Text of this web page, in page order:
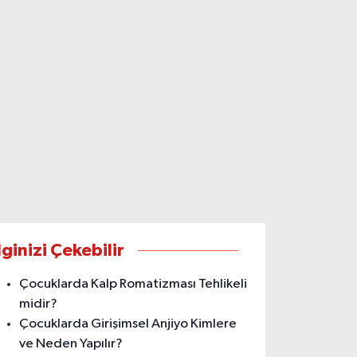
Çekebilir
Çocuklarda Kalp Romatizması Tehlikeli
midir?
Çocuklarda Girişimsel Anjiyo Kimlere
ve Neden Yapılır?